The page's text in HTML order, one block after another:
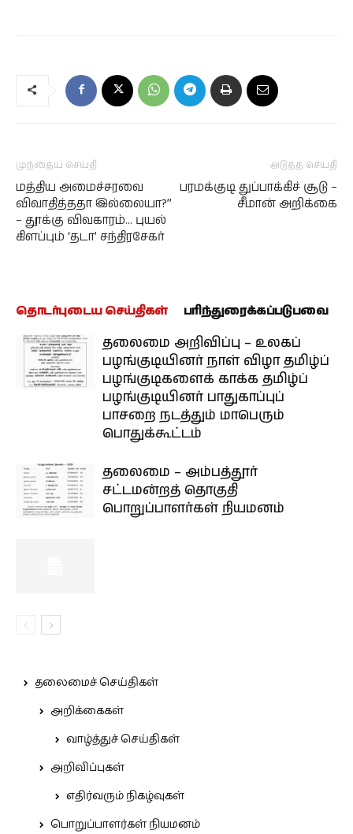
முந்தைய செய்தி
மத்திய அமைச்சரவை
விவாதித்ததா இல்லையா?”
– தூக்கு விவகாரம்… புயல்
கிளப்பும் ‘தடா’ சந்திரசேகர்
அடுத்த செய்தி
பரமக்குடி துப்பாக்கிச் சூடு –
தொடர்புடைய செய்திகள் பரிந்துரைக்கப்படுபவை
தலைமை அறிவிப்பு – உலகப்
பழங்குடியினர் நாள் விழா தமிழ்ப்
பழங்குடிகளைக் காக்க தமிழ்ப்
பழங்குடியினர் பாதுகாப்புப்
பாசறை நடத்தும் மாபெரும்
பொதுக்கூட்டம்
தலைமை – அம்பத்தூர்
சட்டமன்றத் தொகுதி
பொறுப்பாளர்கள் நியமனம்
தலைமைச் செய்திகள்
அறிக்கைகள்
வாழ்த்துச் செய்திகள்
அறிவிப்புகள்
எதிர்வரும் நிகழ்வுகள்
பொறுப்பாளர்கள் நியமனம்